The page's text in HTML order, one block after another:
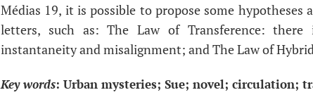
Médias 19, it is possible to propose some
letters, such as: The Law of Transference:
instantaneity and misalignment; and The Law of
Key words: Urban mysteries; Sue; novel; circulation;